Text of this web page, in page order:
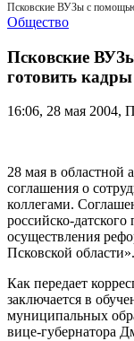
Общество
Псковские
готовить
16:06, 28 мая 2004,
28 мая в областной
соглашения о
коллегами.
российско-
осуществления
Псковской области».
Как передает
заключается в
муниципальных
вице-губернатора